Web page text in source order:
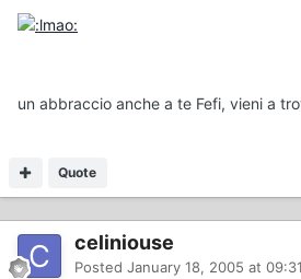
un abbraccio anche a te Fefi, vieni a
Quote
celiniouse
Posted January 18, 2005 at